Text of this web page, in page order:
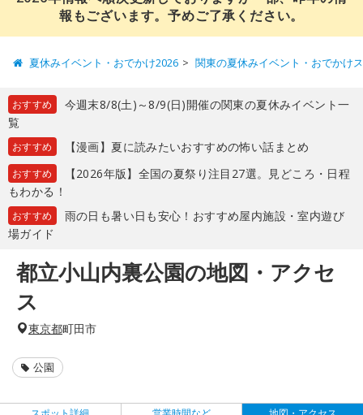
報もございます。予めご了承ください。
夏休みイベント・おでかけ2026 関東の夏休みイベント・おでかけ
おすすめ
今週末8/8(土)～8/9(日)開催の関東の夏休みイベント一
覧
おすすめ 【漫画】夏に読みたいおすすめの怖い話まとめ
おすすめ
【2026年版】全国の夏祭り注目27選。見どころ・日程
もわかる！
おすすめ
雨の日も暑い日も安心！おすすめ屋内施設・室内遊び
場ガイド
都立小山内裏公園の地図・アクセ
ス
東京都町田市
公園